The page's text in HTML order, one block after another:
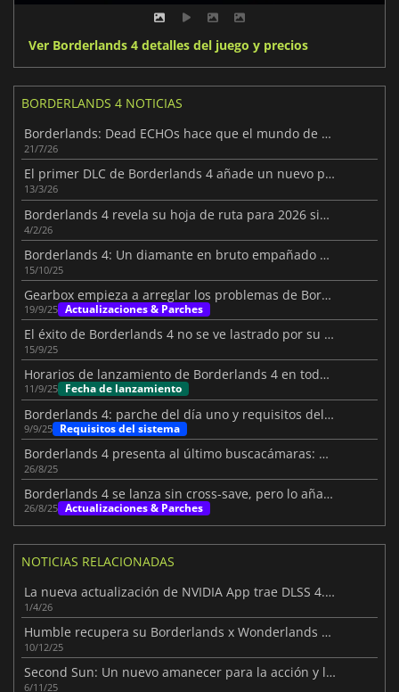
Ver Borderlands 4 detalles del juego y precios
BORDERLANDS 4 NOTICIAS
Borderlands: Dead ECHOs hace que el mundo de Borderlands 4 parezca más vivo
21/7/26
El primer DLC de Borderlands 4 añade un nuevo personaje y mucho más
13/3/26
Borderlands 4 revela su hoja de ruta para 2026 sin port de Switch 2
4/2/26
Borderlands 4: Un diamante en bruto empañado por problemas técnicos
15/10/25
Gearbox empieza a arreglar los problemas de Borderlands 4 en PC
19/9/25 Actualizaciones & Parches
El éxito de Borderlands 4 no se ve lastrado por su rendimiento en PC
15/9/25
Horarios de lanzamiento de Borderlands 4 en todo el mundo
11/9/25 Fecha de lanzamiento
Borderlands 4: parche del día uno y requisitos del sistema
9/9/25 Requisitos del sistema
Borderlands 4 presenta al último buscacámaras: Harlowe la Gravitar
26/8/25
Borderlands 4 se lanza sin cross-save, pero lo añadirá luego
26/8/25 Actualizaciones & Parches
NOTICIAS RELACIONADAS
La nueva actualización de NVIDIA App trae DLSS 4.5 y más novedades
1/4/26
Humble recupera su Borderlands x Wonderlands Bundle
10/12/25
Second Sun: Un nuevo amanecer para la acción y la exploración
6/11/25